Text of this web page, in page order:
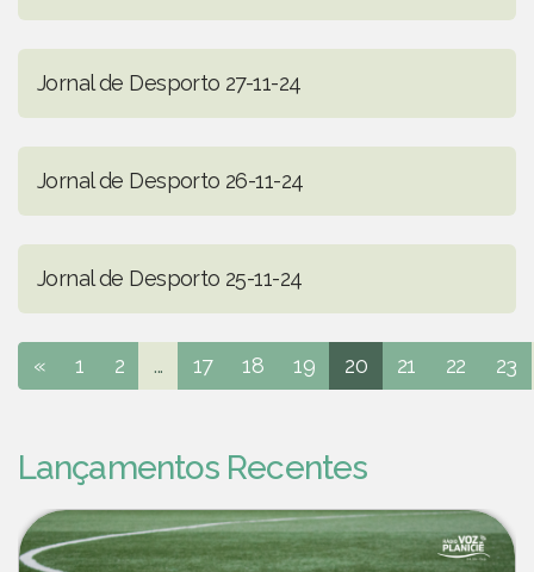
Jornal de Desporto 27-11-24
Jornal de Desporto 26-11-24
Jornal de Desporto 25-11-24
« 1 2 ... 17 18 19 20 21 22 23
Lançamentos Recentes